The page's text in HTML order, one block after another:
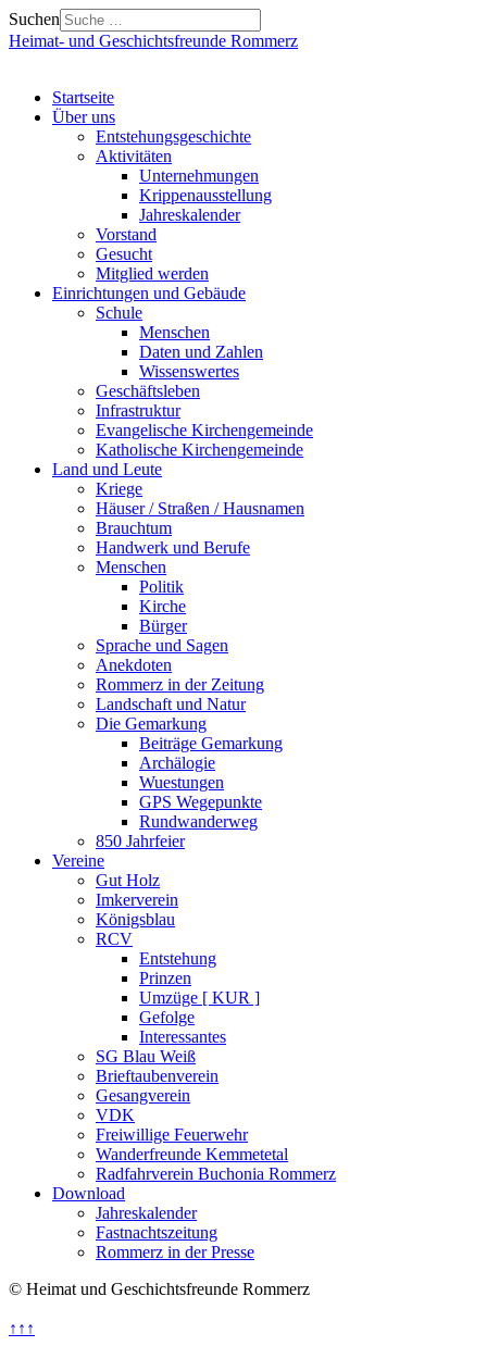
Suchen
Heimat- und Geschichtsfreunde Rommerz
Startseite
Über uns
Entstehungsgeschichte
Aktivitäten
Unternehmungen
Krippenausstellung
Jahreskalender
Vorstand
Gesucht
Mitglied werden
Einrichtungen und Gebäude
Schule
Menschen
Daten und Zahlen
Wissenswertes
Geschäftsleben
Infrastruktur
Evangelische Kirchengemeinde
Katholische Kirchengemeinde
Land und Leute
Kriege
Häuser / Straßen / Hausnamen
Brauchtum
Handwerk und Berufe
Menschen
Politik
Kirche
Bürger
Sprache und Sagen
Anekdoten
Rommerz in der Zeitung
Landschaft und Natur
Die Gemarkung
Beiträge Gemarkung
Archälogie
Wuestungen
GPS Wegepunkte
Rundwanderweg
850 Jahrfeier
Vereine
Gut Holz
Imkerverein
Königsblau
RCV
Entstehung
Prinzen
Umzüge [ KUR ]
Gefolge
Interessantes
SG Blau Weiß
Brieftaubenverein
Gesangverein
VDK
Freiwillige Feuerwehr
Wanderfreunde Kemmetetal
Radfahrverein Buchonia Rommerz
Download
Jahreskalender
Fastnachtszeitung
Rommerz in der Presse
© Heimat und Geschichtsfreunde Rommerz
↑↑↑